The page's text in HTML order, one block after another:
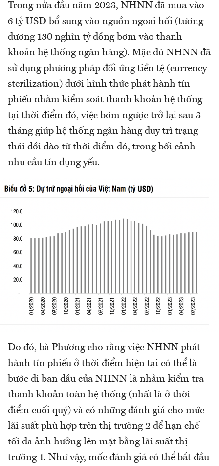
Trong nửa đầu năm 2023, NHNN đã mua vào
6 tỷ USD bổ sung vào nguồn ngoại hối (tương
đương 130 nghìn tỷ đồng bơm vào thanh
khoản hệ thống ngân hàng). Mặc dù NHNN đã
sử dụng phương pháp đối ứng tiền tệ (currency
sterilization) dưới hình thức phát hành tín
phiếu nhằm kiểm soát thanh khoản hệ thống
tại thời điểm đó, việc bơm ngược trở lại sau 3
tháng giúp hệ thống ngân hàng duy trì trạng
thái dồi dào từ thời điểm đó, trong bối cảnh
nhu cầu tín dụng yếu.
Do đó, bà Phương cho rằng việc NHNN phát
hành tín phiếu ở thời điểm hiện tại có thể là
bước đi ban đầu của NHNN là nhằm kiểm tra
thanh khoản toàn hệ thống (nhất là ở thời
điểm cuối quý) và có những đánh giá cho mức
lãi suất phù hợp trên thị trường 2 để hạn chế
tối đa ảnh hưởng lên mặt bằng lãi suất thị
trường 1. Như vậy, mốc đánh giá có thể bắt đầu